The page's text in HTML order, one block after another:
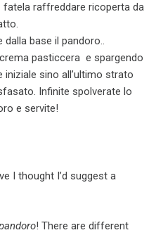
fatela raffreddare ricoperta da
base il pandoro..
pasticcera e spargendo
iniziale sino all’ultimo strato
Infinite spolverate lo
e servite!
I thought I’d suggest a
! There are different